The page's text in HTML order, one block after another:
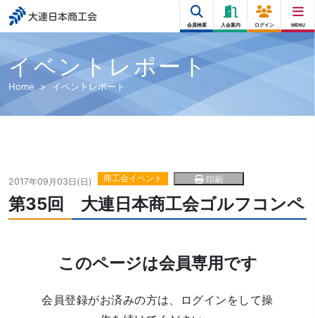
大連日本商工会
会員検索 入会案内 ログイン MENU
イベントレポート
Home イベントレポート
2017年09月03日(日) 商工会イベント 印刷
第35回 大連日本商工会ゴルフコンペ
このページは会員専用です
会員登録がお済みの方は、ログインをして操